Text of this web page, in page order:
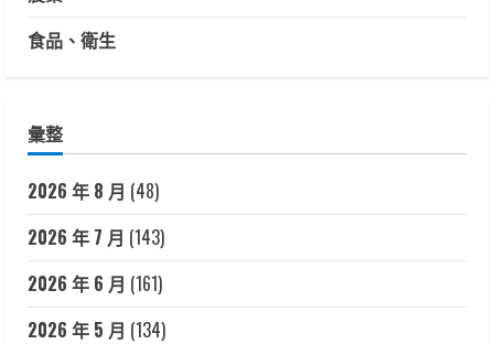
食品、衛生
彙整
2026 年 8 月 (48)
2026 年 7 月 (143)
2026 年 6 月 (161)
2026 年 5 月 (134)